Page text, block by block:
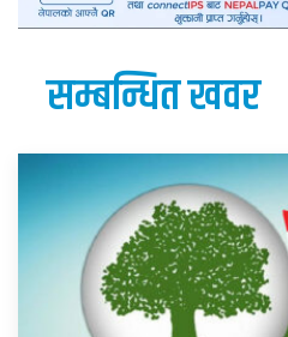
सम्बन्धित खवर